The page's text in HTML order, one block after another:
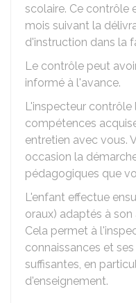
scolaire. Ce contrôle
mois suivant la
d'instruction dans la
Le contrôle peut
informé à l'avance.
L'inspecteur contrôle
compétences
entretien avec vous.
occasion la
pédagogiques que
L'enfant effectue
oraux) adaptés à
Cela permet à
connaissances et
suffisantes, en
d'enseignement.